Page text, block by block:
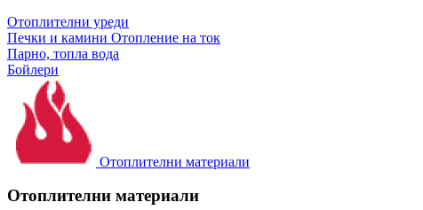
Отоплителни уреди
Печки и камини Отопление на ток
Парно, топла вода
Бойлери
Отоплителни материали
Отоплителни материали